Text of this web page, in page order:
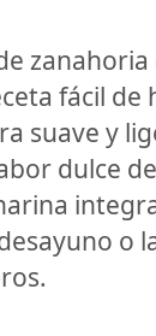
fácil
suave y
dulce
o